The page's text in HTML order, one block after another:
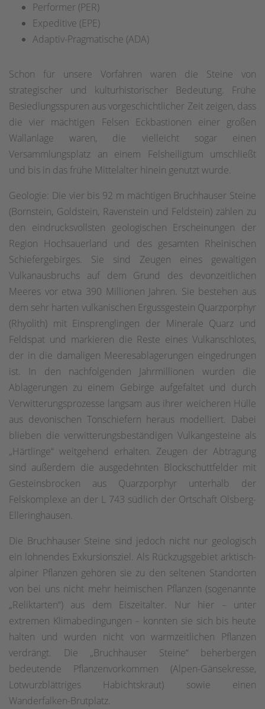
Performer (PER)
Expeditive (EPE)
Adaptiv-Pragmatische (ADA)
Schon für unsere Vorfahren waren die Steine von
strategischer und kulturhistorischer Bedeutung. Frühe
Besiedlungsspuren aus vorgeschichtlicher Zeit zeigen, dass
die vier mächtigen Felsen Eckbastionen einer großen
Wallanlage waren, die vielleicht sogar einen
Versammlungsplatz an einem Felsheiligtum umschließt
und bis in das frühe Mittelalter hinein genutzt wurde.
Geologie: Die vier bis 92 m mächtigen Bruchhauser Steine
(Bornstein, Goldstein, Ravenstein und Feldstein) zählen zu
den eindrucksvollsten geologischen Erscheinungen der
Region Hochsauerland und des gesamten Rheinischen
Schiefergebirges. Sie sind Zeugen eines gewaltigen
Vulkanausbruchs auf dem Grund des devonzeitlichen
Meeres vor etwa 390 Millionen Jahren. Sie bestehen aus
dem sehr harten vulkanischen Ergussgestein Quarzporphyr
(Rhyolith) mit Einsprenglingen der Minerale Quarz und
Feldspat und markieren die Reste eines Vulkanschlotes,
der in die damaligen Meeresablagerungen eingedrungen
ist. In den nachfolgenden Jahrmillionen wurden die
Ablagerungen zu einem Gebirge aufgefaltet und durch
Verwitterungsprozesse langsam aus ihrer weicheren Hülle
aus devonischen Tonschiefern heraus modelliert. Dabei
blieben die verwitterungsbeständigen Vulkangesteine als
„Härtlinge“ weitgehend erhalten. Zeugen der Abtragung
sind außerdem die ausgedehnten Blockschuttfelder mit
Gesteinsbrocken aus Quarzporphyr unterhalb der
Felskomplexe an der L 743 südlich der Ortschaft Olsberg-
Elleringhausen.
Die Bruchhauser Steine sind jedoch nicht nur geologisch
ein lohnendes Exkursionsziel. Als Rückzugsgebiet arktisch-
alpiner Pflanzen gehören sie zu den seltenen Standorten
von bei uns nicht mehr heimischen Pflanzen (sogenannte
„Reliktarten“) aus dem Eiszeitalter. Nur hier – unter
extremen Klimabedingungen – konnten sie sich bis heute
halten und wurden nicht von warmzeitlichen Pflanzen
verdrängt. Die „Bruchhauser Steine“ beherbergen
bedeutende Pflanzenvorkommen (Alpen-Gänsekresse,
Lotwurzblättriges Habichtskraut) sowie einen
Wanderfalken-Brutplatz.